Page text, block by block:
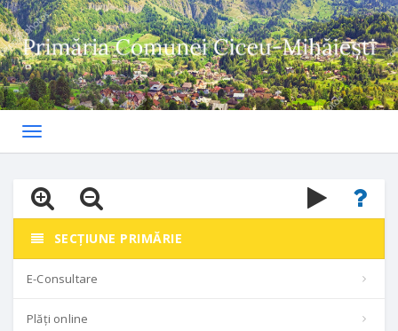
Toggle
SECȚIUNE PRIMĂRIE
E-Consultare
Plăți online